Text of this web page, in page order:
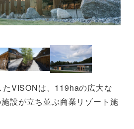
VISONは、119haの広大な
設が立ち並ぶ商業リゾート施